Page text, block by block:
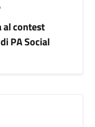
al contest
PA Social